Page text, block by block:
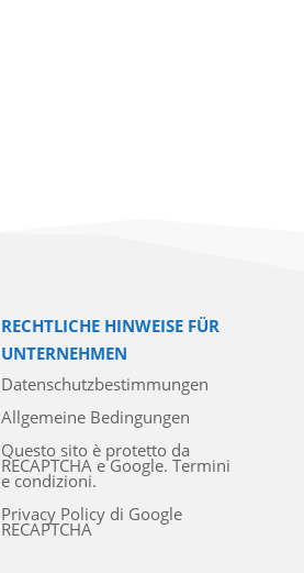
RECHTLICHE HINWEISE FÜR
UNTERNEHMEN
Datenschutzbestimmungen
Allgemeine Bedingungen
Questo sito è protetto da
RECAPTCHA e Google. Termini
e condizioni.
Privacy Policy di Google
RECAPTCHA